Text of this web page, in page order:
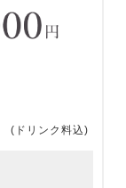
(ドリンク料込)